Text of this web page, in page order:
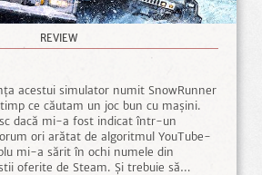
REVIEW
acestui simulator numit SnowRunner
ce căutam un joc bun cu mașini.
dacă mi-a fost indicat într-un
ori arătat de algoritmul YouTube-
mi-a sărit în ochi numele din
oferite de Steam. Și trebuie să